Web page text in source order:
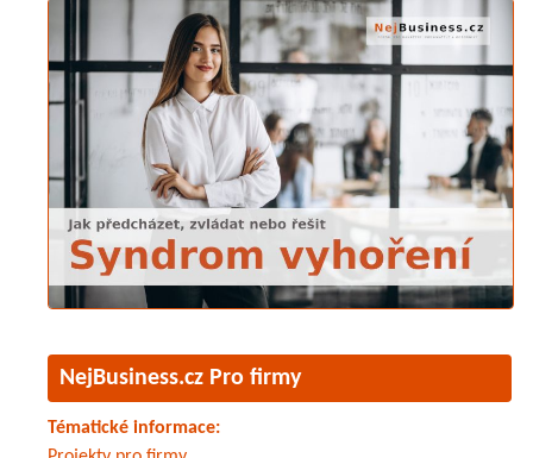
NejBusiness.cz Pro firmy
Tématické informace: